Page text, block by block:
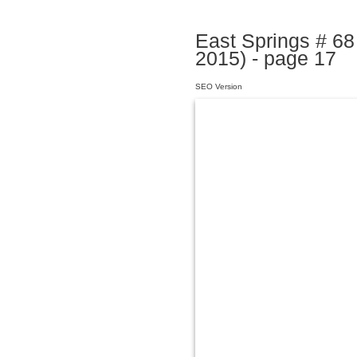
East Springs #
2015) - page 17
SEO Version